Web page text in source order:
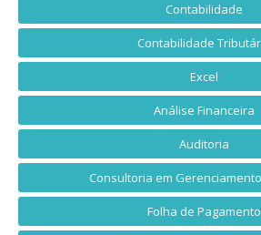
Contabilidade
Contabilidade
Excel
Análise Financeira
Auditoria
Consultoria em
Folha de Pagamento